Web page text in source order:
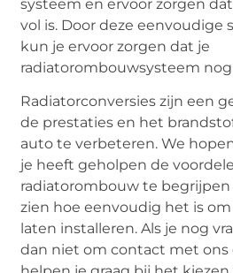
systeem en ervoor zorgen
vol is. Door deze eenvoudige
kun je ervoor zorgen dat je
radiatorombouwsysteem
Radiatorconversies zijn een
de prestaties en het
auto te verbeteren. We
je heeft geholpen de
radiatorombouw te
zien hoe eenvoudig het is
laten installeren. Als je nog
dan niet om contact met ons